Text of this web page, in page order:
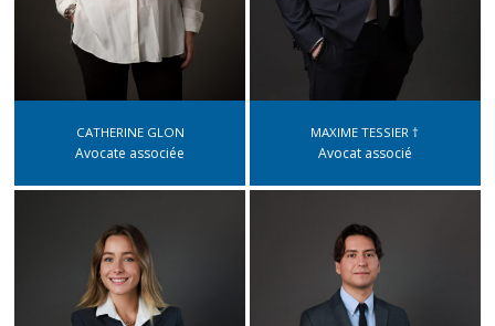
CATHERINE GLON
Avocate associée
MAXIME TESSIER †
Avocat associé